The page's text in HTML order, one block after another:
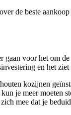
de beste
voor het om
en het
kozijnen
je meer moeten
mee dat je